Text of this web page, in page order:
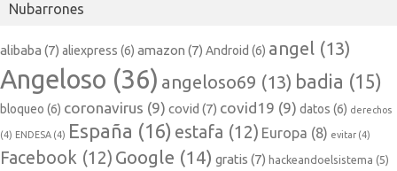
Nubarrones
alibaba (7) aliexpress (6) amazon (7) Android (6) angel (13)
Angeloso (36) angeloso69 (13) badia (15)
bloqueo (6) coronavirus (9) covid (7) covid19 (9) datos (6) derechos
(4) ENDESA (4) España (16) estafa (12) Europa (8) evitar (4)
Facebook (12) Google (14) gratis (7) hackeandoelsistema (5)